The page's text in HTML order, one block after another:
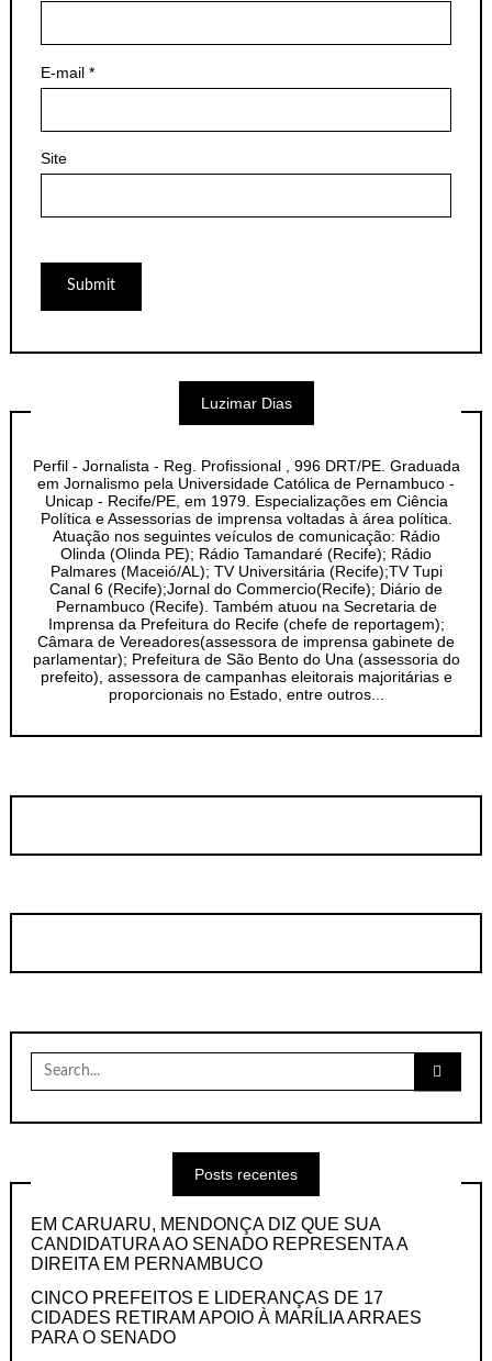
E-mail *
Site
Luzimar Dias
Perfil - Jornalista - Reg. Profissional , 996 DRT/PE. Graduada
em Jornalismo pela Universidade Católica de Pernambuco -
Unicap - Recife/PE, em 1979. Especializações em Ciência
Política e Assessorias de imprensa voltadas à área política.
Atuação nos seguintes veículos de comunicação: Rádio
Olinda (Olinda PE); Rádio Tamandaré (Recife); Rádio
Palmares (Maceió/AL); TV Universitária (Recife);TV Tupi
Canal 6 (Recife);Jornal do Commercio(Recife); Diário de
Pernambuco (Recife). Também atuou na Secretaria de
Imprensa da Prefeitura do Recife (chefe de reportagem);
Câmara de Vereadores(assessora de imprensa gabinete de
parlamentar); Prefeitura de São Bento do Una (assessoria do
prefeito), assessora de campanhas eleitorais majoritárias e
proporcionais no Estado, entre outros...
Search
for:
Posts recentes
EM CARUARU, MENDONÇA DIZ QUE SUA
CANDIDATURA AO SENADO REPRESENTA A
DIREITA EM PERNAMBUCO
CINCO PREFEITOS E LIDERANÇAS DE 17
CIDADES RETIRAM APOIO À MARÍLIA ARRAES
PARA O SENADO